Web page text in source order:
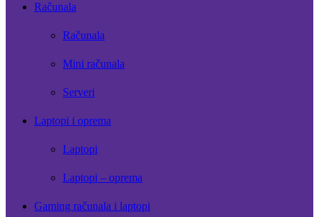
Računala
Računala
Mini računala
Serveri
Laptopi i oprema
Laptopi
Laptopi – oprema
Gaming računala i laptopi